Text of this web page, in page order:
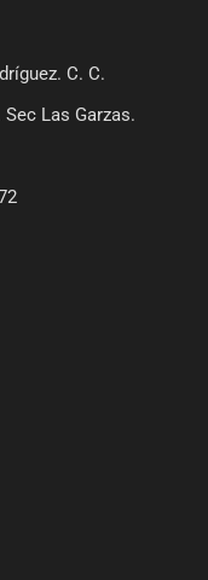
C. C.
Sec Las Garzas.